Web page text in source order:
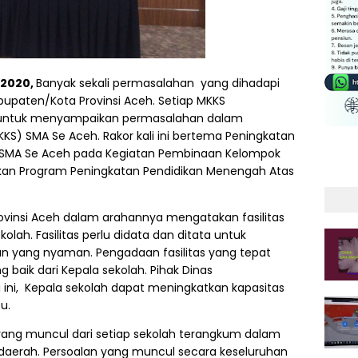
Banyak sekali permasalahan yang dihadapi
Kota Provinsi Aceh. Setiap MKKS
menyampaikan permasalahan dalam
SMA Se Aceh. Rakor kali ini bertema Peningkatan
Se Aceh pada Kegiatan Pembinaan Kelompok
Program Peningkatan Pendidikan Menengah Atas
Aceh dalam arahannya mengatakan fasilitas
Fasilitas perlu didata dan ditata untuk
yang nyaman. Pengadaan fasilitas yang tepat
dari Kepala sekolah. Pihak Dinas
ini, Kepala sekolah dapat meningkatkan kapasitas
muncul dari setiap sekolah terangkum dalam
Persoalan yang muncul secara keseluruhan